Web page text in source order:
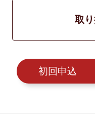
取
初回申込